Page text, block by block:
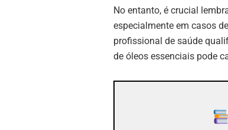
No entanto, é crucial
especialmente em casos
profissional de saúde
de óleos essenciais pode